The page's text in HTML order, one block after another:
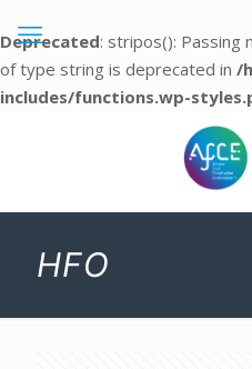
Deprecated: stripos(): Passing
of type string is deprecated in /
includes/functions.wp-
HFO